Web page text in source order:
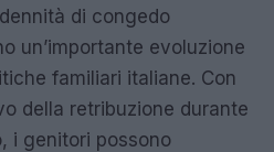
di congedo
un’importante evoluzione
familiari italiane. Con
della retribuzione durante
i genitori possono